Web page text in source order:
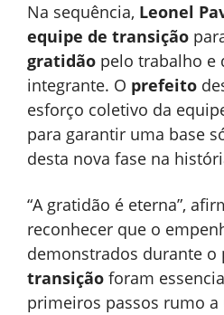
Na sequência, Leonel
equipe de transição
gratidão pelo trabalho e
integrante. O prefeito
esforço coletivo da
para garantir uma base
desta nova fase na
“A gratidão é eterna”,
reconhecer que o
demonstrados durante o
transição foram
primeiros passos rumo a